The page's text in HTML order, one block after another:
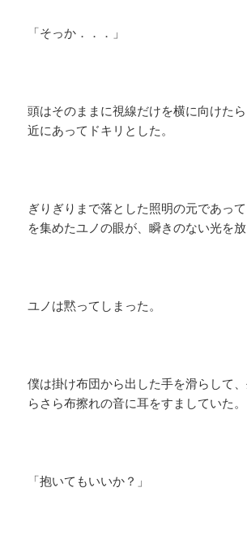
「そっか．．．」
頭はそのままに視線だけを横に向けた
近にあってドキリとした。
ぎりぎりまで落とした照明の元であっ
を集めたユノの眼が、瞬きのない光を放
ユノは黙ってしまった。
僕は掛け布団から出した手を滑らして
らさら布擦れの音に耳をすましていた。
「抱いてもいいか？」